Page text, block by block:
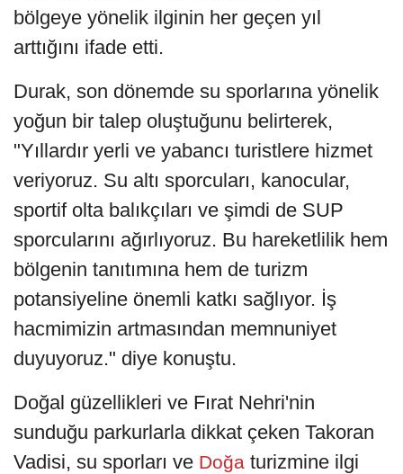
bölgeye yönelik ilginin her geçen yıl
arttığını ifade etti.
Durak, son dönemde su sporlarına yönelik
yoğun bir talep oluştuğunu belirterek,
"Yıllardır yerli ve yabancı turistlere hizmet
veriyoruz. Su altı sporcuları, kanocular,
sportif olta balıkçıları ve şimdi de SUP
sporcularını ağırlıyoruz. Bu hareketlilik hem
bölgenin tanıtımına hem de turizm
potansiyeline önemli katkı sağlıyor. İş
hacmimizin artmasından memnuniyet
duyuyoruz." diye konuştu.
Doğal güzellikleri ve Fırat Nehri'nin
sunduğu parkurlarla dikkat çeken Takoran
Vadisi, su sporları ve Doğa turizmine ilgi